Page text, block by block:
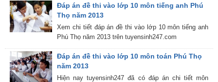
Đáp án đề thi vào lớp 10 môn tiếng anh Phú
Thọ năm 2013
Xem chi tiết đáp án đề thi vào lớp 10 môn tiếng anh
Phú Thọ năm 2013 trên tuyensinh247.com
Đáp án đề thi vào lớp 10 môn toán Phú Thọ
năm 2013
Hiện nay tuyensinh247 đã có đáp án chi tiết môn